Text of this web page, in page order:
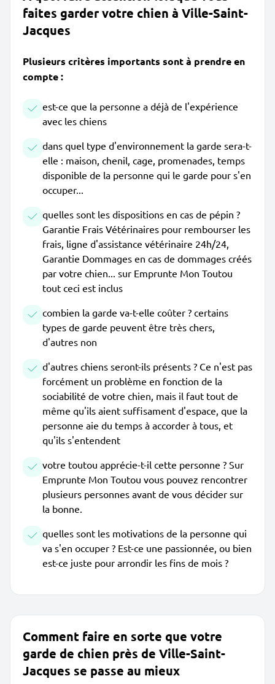
faites garder votre chien à Ville-Saint-
Jacques
Plusieurs critères importants sont à prendre en
compte :
est-ce que la personne a déjà de l'expérience
avec les chiens
dans quel type d'environnement la garde sera-t-
elle : maison, chenil, cage, promenades, temps
disponible de la personne qui le garde pour s'en
occuper...
quelles sont les dispositions en cas de pépin ?
Garantie Frais Vétérinaires pour rembourser les
frais, ligne d'assistance vétérinaire 24h/24,
Garantie Dommages en cas de dommages créés
par votre chien... sur Emprunte Mon Toutou
tout ceci est inclus
combien la garde va-t-elle coûter ? certains
types de garde peuvent être très chers,
d'autres non
d'autres chiens seront-ils présents ? Ce n'est pas
forcément un problème en fonction de la
sociabilité de votre chien, mais il faut tout de
même qu'ils aient suffisament d'espace, que la
personne aie du temps à accorder à tous, et
qu'ils s'entendent
votre toutou apprécie-t-il cette personne ? Sur
Emprunte Mon Toutou vous pouvez rencontrer
plusieurs personnes avant de vous décider sur
la bonne.
quelles sont les motivations de la personne qui
va s'en occuper ? Est-ce une passionnée, ou bien
est-ce juste pour arrondir les fins de mois ?
Comment faire en sorte que votre
garde de chien près de Ville-Saint-
Jacques se passe au mieux